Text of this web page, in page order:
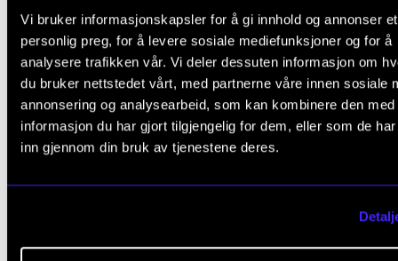
Vi bruker informasjonskapsler for å gi innhold og annonser et
personlig preg, for å levere sosiale mediefunksjoner og for å
analysere trafikken vår. Vi deler dessuten informasjon om
du bruker nettstedet vårt, med partnerne våre innen sosiale
annonsering og analysearbeid, som kan kombinere den med
informasjon du har gjort tilgjengelig for dem, eller som de
inn gjennom din bruk av tjenestene deres.
Dei beste er ofte ikkje søkkrike
Å håpe at ordninga med studieavgift blir stansa er
naivt, all den tid også Stortinget har varsla
gjennom statsbudsjettet, og trass i at fleire parti,